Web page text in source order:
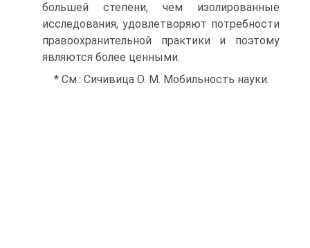
большей степени, чем изолированные
исследования, удовлетворяют потребности
правоохранительной практики и поэтому
являются более ценными.
* См.: Сичивица О. М. Мобильность науки.